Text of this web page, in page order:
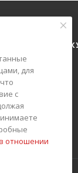
КАК
для
с
отношении